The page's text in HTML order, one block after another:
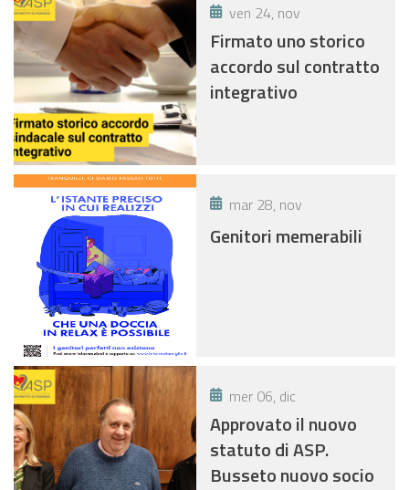
ven 24, nov
Firmato uno storico
accordo sul contratto
integrativo
mar 28, nov
Genitori memerabili
mer 06, dic
Approvato il nuovo
statuto di ASP.
Busseto nuovo socio